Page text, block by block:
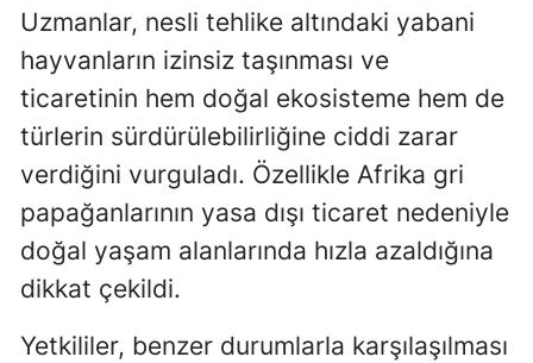
Uzmanlar, nesli tehlike altındaki yabani
hayvanların izinsiz taşınması ve
ticaretinin hem doğal ekosisteme hem de
türlerin sürdürülebilirliğine ciddi zarar
verdiğini vurguladı. Özellikle Afrika gri
papağanlarının yasa dışı ticaret nedeniyle
doğal yaşam alanlarında hızla azaldığına
dikkat çekildi.
Yetkililer, benzer durumlarla karşılaşılması